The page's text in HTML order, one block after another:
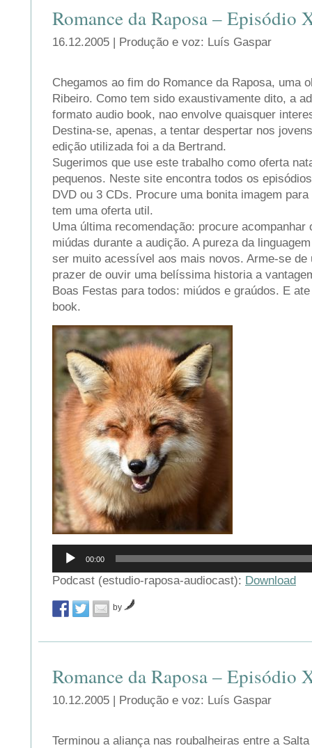
Romance da Raposa –
16.12.2005 | Produção e voz: Luís Gaspar
Chegamos ao fim do Romance da Raposa, uma
Ribeiro. Como tem sido exaustivamente dito, a
formato audio book, nao envolve quaisquer
Destina-se, apenas, a tentar despertar nos
edição utilizada foi a da Bertrand.
Sugerimos que use este trabalho como oferta
pequenos. Neste site encontra todos os
DVD ou 3 CDs. Procure uma bonita imagem
tem uma oferta util.
Uma última recomendação: procure acompanhar
miúdas durante a audição. A pureza da
ser muito acessível aos mais novos. Arme-se de
prazer de ouvir uma belíssima historia a
Boas Festas para todos: miúdos e graúdos. E
book.
Reprodutor
áudio
00:00
Podcast (estudio-raposa-audiocast): Download
by
Romance da Raposa – Episódio
10.12.2005 | Produção e voz: Luís Gaspar
Terminou a aliança nas roubalheiras entre a